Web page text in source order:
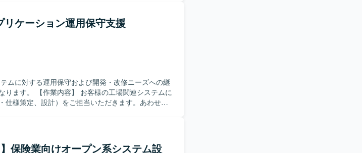
だきます。また、関連ドキュメントの作成や更新も
す。既存資産を理解しながら、新しいクラウド環
改善ができる方にご活躍いただきたいと考えてお
ビューまで幅広い経験を積むことができます。オ
ビューや品質担保のノウハウも習得できる環境で
行っております。
リケーション運用保守支援
ムに対する運用保守および開発・改修ニーズへの継
関連システムに
仕様策定、設計）をご担当いただきます。あわせ
めています。ユーザ様や関係者と円滑にコミュニケ
持って運用保守や上流工程の業務を進めていただけ
保険業向けオープン系システム設